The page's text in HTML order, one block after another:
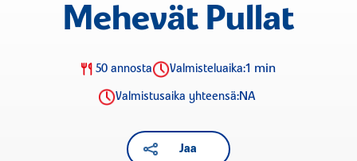
Mehevät Pullat
50 annosta Valmisteluaika:1 min
Valmistusaika yhteensä:NA
Jaa